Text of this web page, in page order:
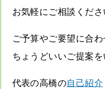
お気軽にご相談くださ
ご予算やご要望に合わ
ちょうどいいご提案を
代表の高橋の自己紹介